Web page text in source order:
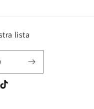
lista
TikTok